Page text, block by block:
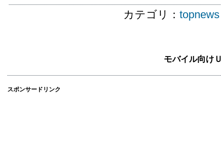
カテゴリ： topnews
モバイル向け
スポンサードリンク